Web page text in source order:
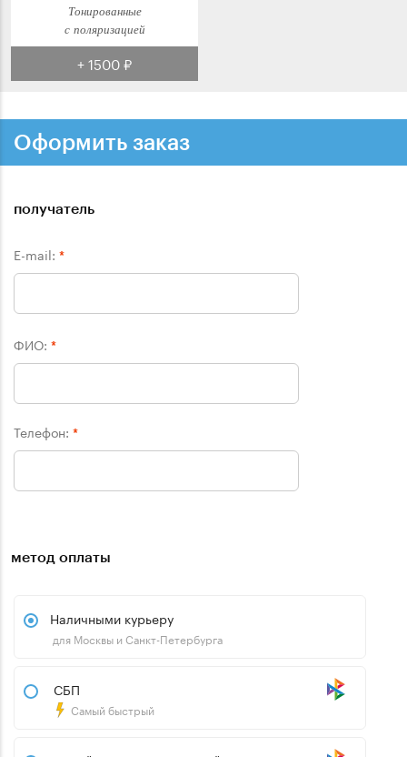
Тонированные
с поляризацией
+ 1500 ₽
Оформить заказ
получатель
E-mail: *
ФИО: *
Телефон: *
метод оплаты
Наличными курьеру
для Москвы и Санкт-Петербурга
СБП
Самый быстрый